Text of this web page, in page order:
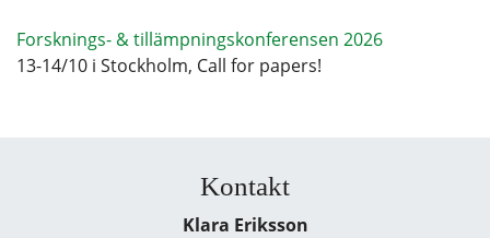
Forsknings- & tillämpningskonferensen 2026
13-14/10 i Stockholm, Call for papers!
Kontakt
Klara Eriksson